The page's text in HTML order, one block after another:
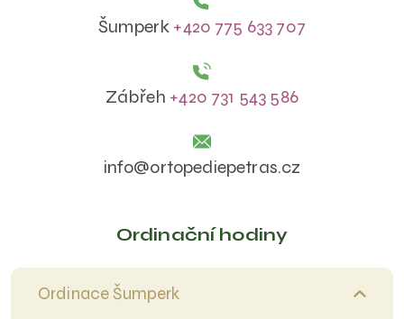
Ordinační hodiny
Ordinace Šumperk
Šumperk +420 775 633 707
Zábřeh +420 731 543 586
info@ortopediepetras.cz